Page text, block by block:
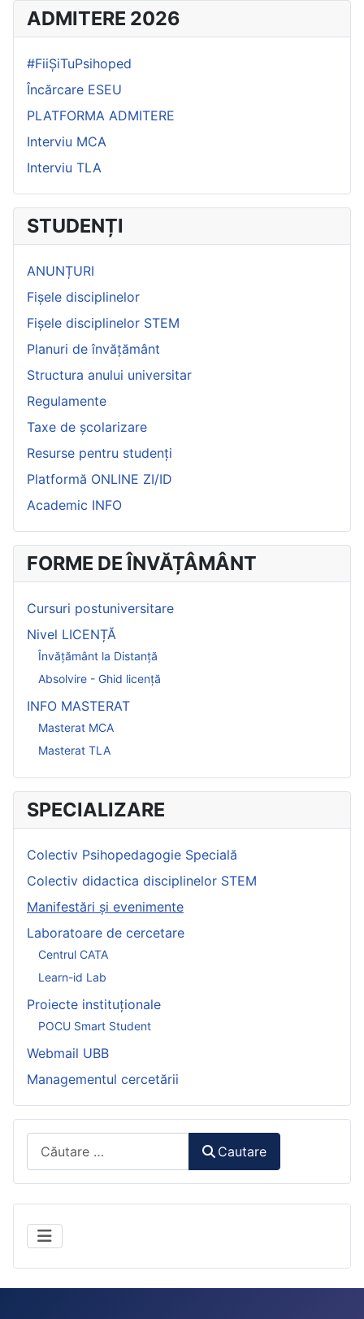
ADMITERE 2026
#FiiȘiTuPsihoped
Încărcare ESEU
PLATFORMA ADMITERE
Interviu MCA
Interviu TLA
STUDENȚI
ANUNȚURI
Fișele disciplinelor
Fișele disciplinelor STEM
Planuri de învățământ
Structura anului universitar
Regulamente
Taxe de școlarizare
Resurse pentru studenți
Platformă ONLINE ZI/ID
Academic INFO
FORME DE ÎNVĂȚÂMÂNT
Cursuri postuniversitare
Nivel LICENȚĂ
Învățământ la Distanță
Absolvire - Ghid licență
INFO MASTERAT
Masterat MCA
Masterat TLA
SPECIALIZARE
Colectiv Psihopedagogie Specială
Colectiv didactica disciplinelor STEM
Manifestări și evenimente
Laboratoare de cercetare
Centrul CATA
Learn-id Lab
Proiecte instituționale
POCU Smart Student
Webmail UBB
Managementul cercetării
Cautare